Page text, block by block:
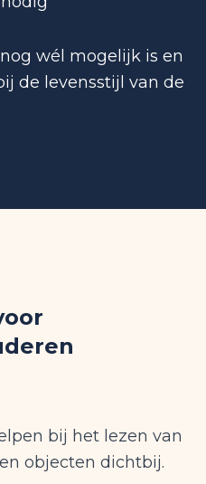
wél mogelijk is en
de levensstijl van de
bij het lezen van
objecten dichtbij.